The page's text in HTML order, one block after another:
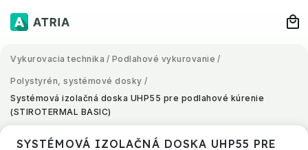
Vykurovacia technika / Podlahové vykurovanie /
Polystyrén, systémové dosky /
Systémová izolačná doska UHP55 pre podlahové kúrenie
(STIROTERMAL BASIC)
SYSTÉMOVÁ IZOLAČNÁ DOSKA UHP55 PRE